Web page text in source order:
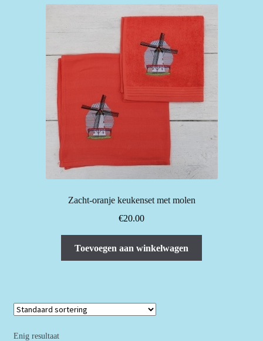
Zacht-oranje keukenset met molen
€20.00
Toevoegen aan winkelwagen
Enig resultaat